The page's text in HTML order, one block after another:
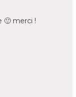
🙂 merci !